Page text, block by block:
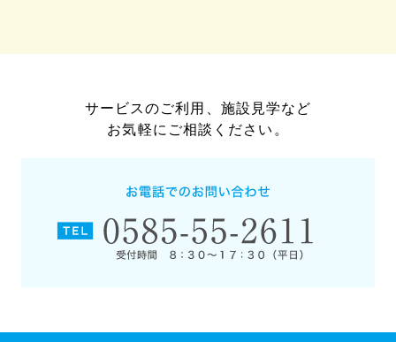
サービスのご利用、施設見学など
お気軽にご相談ください。